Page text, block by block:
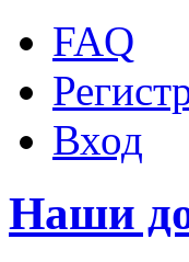
FAQ
Вход
Наши